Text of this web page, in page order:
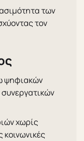
των
τον
ψηφιακών
χωρίς
κοινωνικές